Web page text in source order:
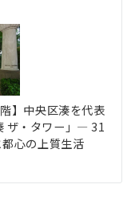
】中央区湊を代表
ザ・タワー」― 31
心の上質生活